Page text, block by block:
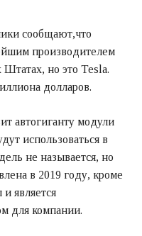
сообщают,что
производителем
но это Tesla.
долларов.
автогиганту модули
использоваться в
не называется, но
в 2019 году, кроме
является
для компании.